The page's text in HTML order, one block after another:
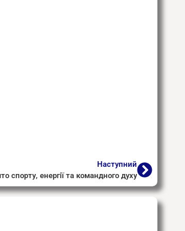
Наступний
спорту, енергії та командного духу